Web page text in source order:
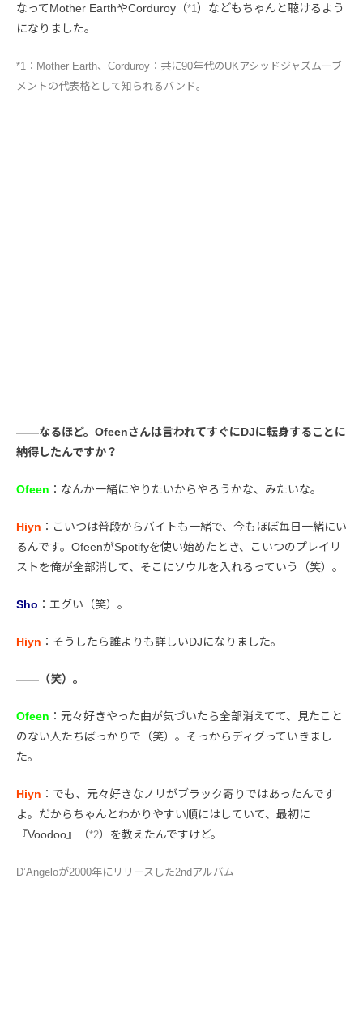
なってMother EarthやCorduroy（*1 ）などもちゃんと聴けるよう
になりました。
*1：Mother Earth、Corduroy：共に90年代のUKアシッドジャズムーブ
メントの代表格として知られるバンド。
――なるほど。Ofeenさんは言われてすぐにDJに転身することに
納得したんですか？
Ofeen ：なんか一緒にやりたいからやろうかな、みたいな。
Hiyn ：こいつは普段からバイトも一緒で、今もほぼ毎日一緒にい
るんです。OfeenがSpotifyを使い始めたとき、こいつのプレイリ
ストを俺が全部消して、そこにソウルを入れるっていう（笑）。
Sho ：エグい（笑）。
Hiyn ：そうしたら誰よりも詳しいDJになりました。
――（笑）。
Ofeen ：元々好きやった曲が気づいたら全部消えてて、見たこと
のない人たちばっかりで（笑）。そっからディグっていきまし
た。
Hiyn ：でも、元々好きなノリがブラック寄りではあったんです
よ。だからちゃんとわかりやすい順にはしていて、最初に
『Voodoo』（*2）を教えたんですけど。
D’Angeloが2000年にリリースした2ndアルバム